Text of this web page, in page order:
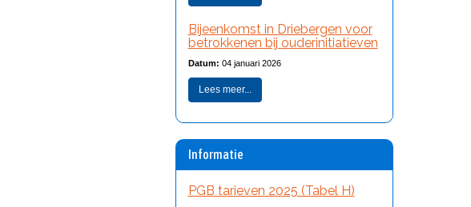
Bijeenkomst in Driebergen voor
betrokkenen bij ouderinitiatieven
Datum: 04 januari 2026
Lees meer...
Informatie
PGB tarieven 2025 (Tabel H)